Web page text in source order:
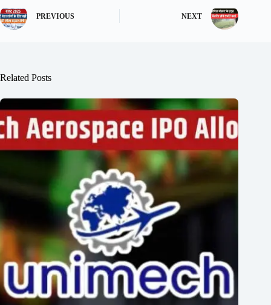
PREVIOUS NEXT
Related Posts